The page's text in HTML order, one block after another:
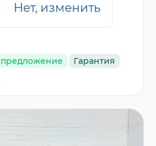
Нет, изменить
Актив,
Гарантия